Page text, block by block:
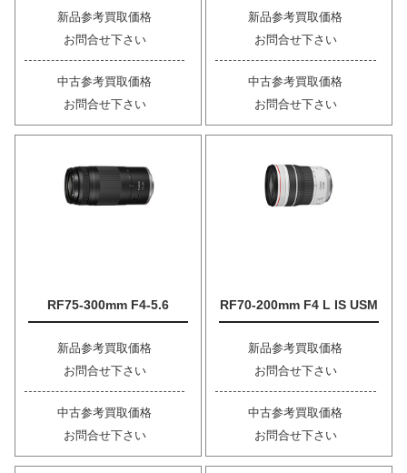
新品参考買取価格
お問合せ下さい
中古参考買取価格
お問合せ下さい
新品参考買取価格
お問合せ下さい
中古参考買取価格
お問合せ下さい
RF75-300mm F4-5.6
新品参考買取価格
お問合せ下さい
中古参考買取価格
お問合せ下さい
RF70-200mm F4 L IS USM
新品参考買取価格
お問合せ下さい
中古参考買取価格
お問合せ下さい